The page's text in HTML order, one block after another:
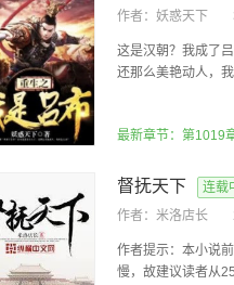
作者： 妖惑天下
这是汉朝？我成了
还那么美艳动人，
最新章节：第1019
督抚天下
连载
作者： 米洛店长
作者提示：本小说
慢，故建议读者从